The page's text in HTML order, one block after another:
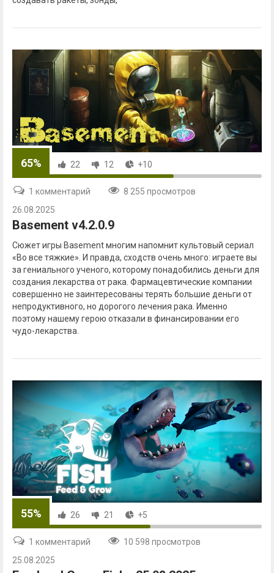
65% 22 12 +10
1 комментарий
8 255 просмотров
26.08.2025
Basement v4.2.0.9
Сюжет игры Basement многим напомнит культовый сериал
«Во все тяжкие». И правда, сходств очень много: играете вы
за гениального ученого, которому понадобились деньги для
создания лекарства от рака. Фармацевтические компании
совершенно не заинтересованы терять большие деньги от
непродуктивного, но дорогого лечения рака. Именно
поэтому нашему герою отказали в финансировании его
чудо-лекарства.
55% 26 21 +5
1 комментарий
10 598 просмотров
25.08.2025